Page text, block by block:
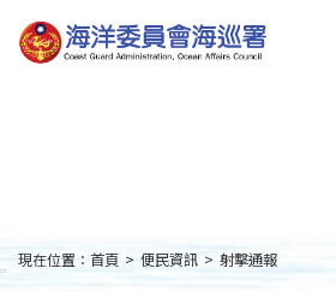
到
主
:::
現在位置： 首頁 > 便民資訊 > 射擊通報